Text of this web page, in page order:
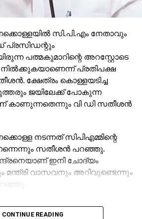
സി.പി.എം നേതാവും
പ്രസിഡന്റും
പത്മകുമാറിന്റെ അറസ്റ്റോടെ
പ്രതിപക്ഷ
ക്ഷേത്രം കൊള്ളയടിച്ച
ജയിലേക്ക് പോകുന്ന
വി ഡി സതീശന്‍
നടന്നത് സിപിഎമ്മിന്റെ
സതീശന്‍ പറഞ്ഞു.
ഇനി ചോദ്യം
മന്ത്രി വാസവനും അറിവുണ്ടെന്നും
മുഖ്യമന്ത്രി
CONTINUE READING